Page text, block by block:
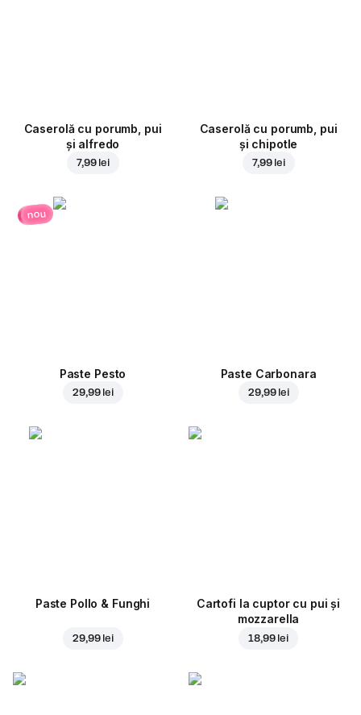
Caserolă cu porumb, pui
și alfredo
7,99 lei
Caserolă cu porumb, pui
și chipotle
7,99 lei
nou
Paste Pesto
29,99 lei
Paste Carbonara
29,99 lei
Paste Pollo & Funghi
29,99 lei
Cartofi la cuptor cu pui și
mozzarella
18,99 lei